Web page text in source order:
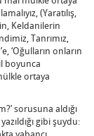
(Yaratılış,
Keldanilerin
Tanrımız,
‘Oğulların onların
boyunca
ortaya
sorusuna aldığı
gibi şuydu: